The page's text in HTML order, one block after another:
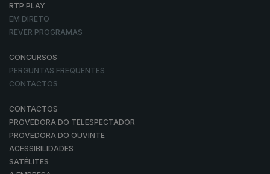
RTP PLAY
EM DIRETO
REVER PROGRAMAS
CONCURSOS
PERGUNTAS FREQUENTES
CONTACTOS
CONTACTOS
PROVEDORA DO TELESPECTADOR
PROVEDORA DO OUVINTE
ACESSIBILIDADES
SATÉLITES